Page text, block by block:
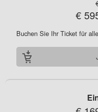
€
Buchen Sie Ihr Ticket für